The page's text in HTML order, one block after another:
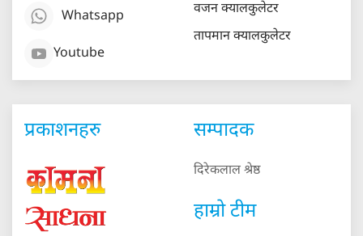
Whatsapp
Youtube
वजन क्यालकुलेटर
तापमान क्यालकुलेटर
प्रकाशनहरु सम्पादक
दिरेकलाल श्रेष्ठ
हाम्रो टीम